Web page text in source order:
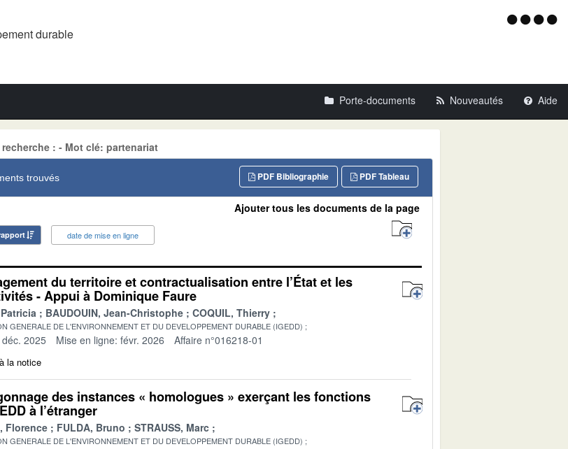
durable Menu
Porte-documents Nouveautés Aide
: - Mot clé: partenariat
trouvés PDF Tableau
PDF Bibliographie
date de mise en ligne
Ajouter tous les documents de la page
du territoire et contractualisation entre l’État et les
- Appui à Dominique Faure
BAUDOUIN, Jean-Christophe COQUIL, Thierry
GENERALE DE L'ENVIRONNEMENT ET DU DEVELOPPEMENT DURABLE (IGEDD)
2025 Mise en ligne: févr. 2026 Affaire n°016218-01
la notice
des instances « homologues » exerçant les fonctions
à l’étranger
Florence FULDA, Bruno STRAUSS, Marc
GENERALE DE L'ENVIRONNEMENT ET DU DEVELOPPEMENT DURABLE (IGEDD)